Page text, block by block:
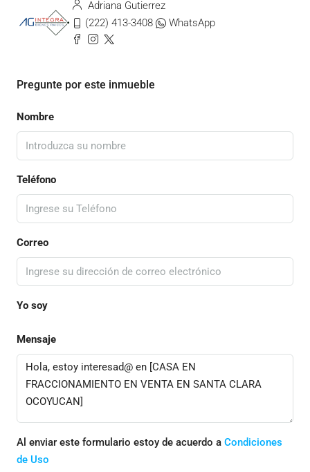
Adriana Gutierrez
(222) 413-3408
WhatsApp
Pregunte por este inmueble
Nombre
Teléfono
Correo
Yo soy
Mensaje
Al enviar este formulario estoy de acuerdo a Condiciones
de Uso